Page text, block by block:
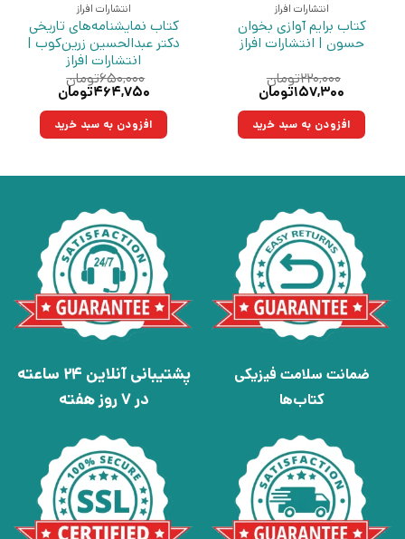
انتشارات افراز
کتاب برایم آوازی بخوان
حسون | انتشارات افراز
۲۲۰,۰۰۰تومان
قیمت
۲۲۰,۰۰۰تومان
بود.
۱۵۷,۳۰۰تومان
۱۵۷,۳۰۰تومان.افزودن به سبد خرید
انتشارات افراز
کتاب نمایشنامه‌های تاریخی
دکتر عبدالحسین زرین‌کوب |
انتشارات افراز
۶۵۰,۰۰۰تومان
قیمت
۶۵۰,۰۰۰تومان
بود.
۴۶۴,۷۵۰تومان
۴۶۴,۷۵۰تومان.افزودن به سبد خرید
ضمانت سلامت فیزیکی
کتاب‌ها
پشتیبانی آنلاین 24 ساعته
در 7 روز هفته